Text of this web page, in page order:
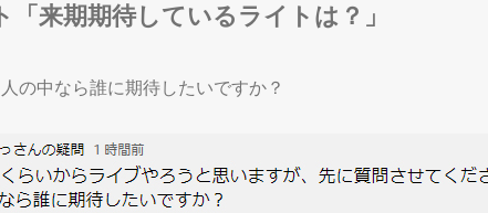
「来期期待しているライトは？」
の中なら誰に期待したいですか？